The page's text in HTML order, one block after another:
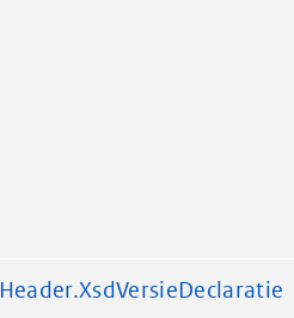
Header.XsdVersieDeclaratie